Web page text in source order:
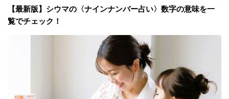
【最新版】シウマの〈ナインナンバー占い〉数字の意味を一
覧でチェック！